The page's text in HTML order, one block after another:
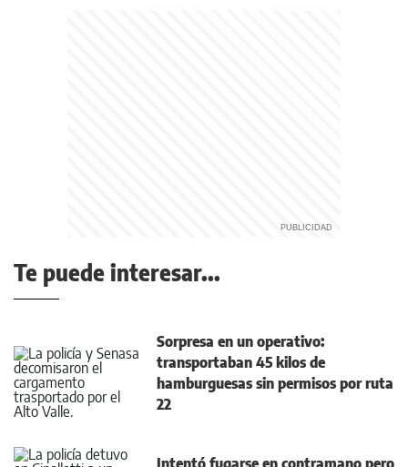
Te puede interesar...
Sorpresa en un operativo:
transportaban 45 kilos de
hamburguesas sin permisos por ruta
22